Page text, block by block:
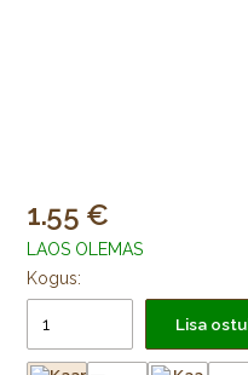
1.55
LAOS OLEMAS
Kogus:
Lisa